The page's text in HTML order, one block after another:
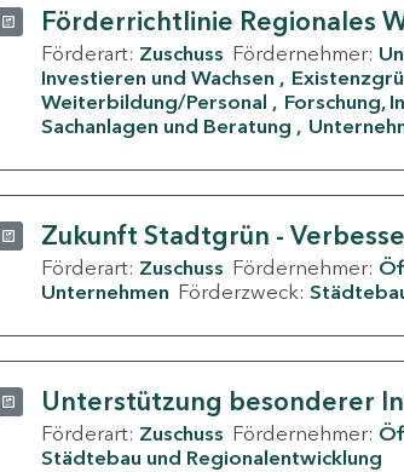
Förderrichtlinie Regionales
Förderart: Zuschuss Fördernehmer:
Investieren und Wachsen
Weiterbildung/Personal
Forschung,
Sachanlagen und Beratung
Zukunft Stadtgrün -
Förderart: Zuschuss Fördernehmer:
Unternehmen Förderzweck:
Unterstützung besonderer
Förderart: Zuschuss Fördernehmer:
Städtebau und Regionalentwicklung